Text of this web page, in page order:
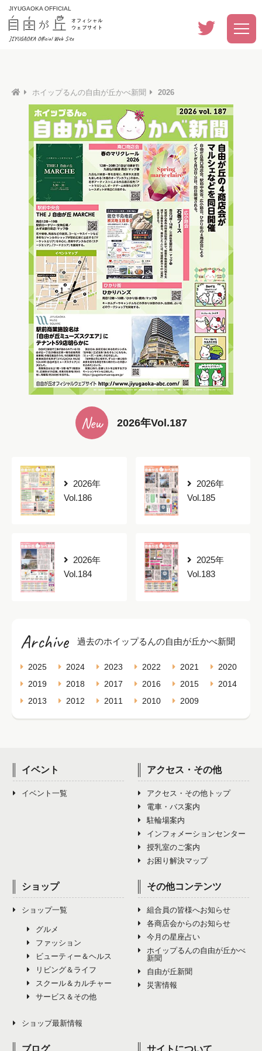
JIYUGAOKA OFFICIAL
ホイップるんの自由が丘かべ新聞 2026
New 2026年Vol.187
2026年
Vol.186
2026年
Vol.185
2026年
Vol.184
2025年
Vol.183
Archive 過去のホイップるんの自由が丘かべ新聞
2025 2024 2023 2022 2021
2020
2019
2018 2017 2016 2015
2014
2013
2012 2011 2010 2009
イベント
イベント一覧
アクセス・その他
アクセス・その他トップ
電車・バス案内
駐輪場案内
インフォメーションセンター
授乳室のご案内
お困り解決マップ
ショップ
ショップ一覧
グルメ
ファッション
ビューティー＆ヘルス
リビング＆ライフ
スクール＆カルチャー
サービス＆その他
ショップ最新情報
その他コンテンツ
組合員の皆様へお知らせ
各商店会からのお知らせ
今月の星座占い
ホイップるんの自由が丘かべ
新聞
自由が丘新聞
災害情報
ブログ サイトについて